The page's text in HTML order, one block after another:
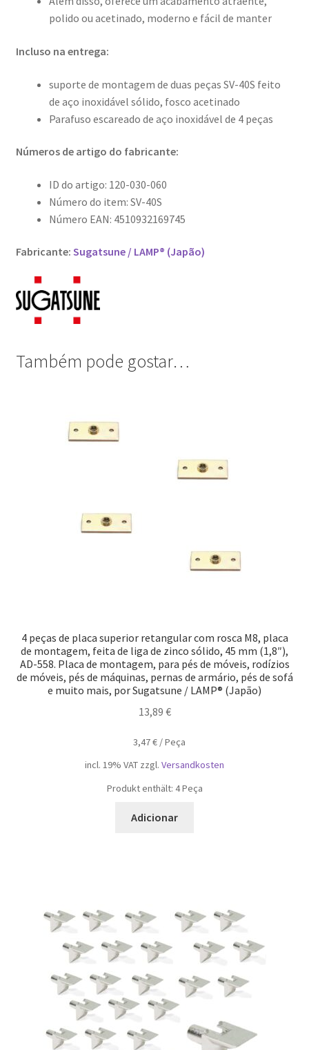
polido ou acetinado, moderno e fácil de manter
Incluso na entrega:
suporte de montagem de duas peças SV-40S feito
de aço inoxidável sólido, fosco acetinado
Parafuso escareado de aço inoxidável de 4 peças
Números de artigo do fabricante:
ID do artigo: 120-030-060
Número do item: SV-40S
Número EAN: 4510932169745
Fabricante: Sugatsune / LAMP® (Japão)
Também pode gostar…
4 peças de placa superior retangular com rosca M8, placa
de montagem, feita de liga de zinco sólido, 45 mm (1,8″),
AD-558. Placa de montagem, para pés de móveis, rodízios
de móveis, pés de máquinas, pernas de armário, pés de sofá
e muito mais, por Sugatsune / LAMP® (Japão)
13,89 €
3,47€ /Peça
incl. 19% VAT zzgl. Versandkosten
Produkt enthält: 4Peça
Adicionar